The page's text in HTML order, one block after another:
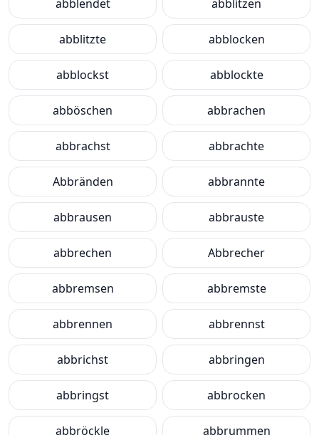
abblendet abblitzen
abblitzte abblocken
abblockst abblockte
abböschen abbrachen
abbrachst abbrachte
Abbränden abbrannte
abbrausen abbrauste
abbrechen Abbrecher
abbremsen abbremste
abbrennen abbrennst
abbrichst abbringen
abbringst abbrocken
abbröckle abbrummen